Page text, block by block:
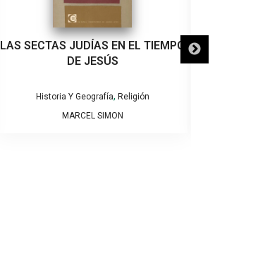
LAS SECTAS JUDÍAS EN EL TIEMPO
DE JESÚS
Historia Y Geografía, Religión
MARCEL SIMON